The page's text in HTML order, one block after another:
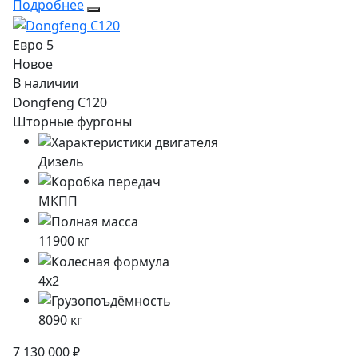
Подробнее
Евро 5
Новое
В наличии
Dongfeng C120
Шторные фургоны
Дизель
МКПП
11900 кг
4x2
8090 кг
7 130 000 ₽